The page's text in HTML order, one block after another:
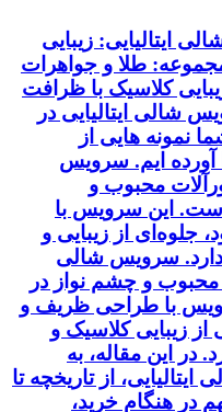
ایتالیایی: زیبایی
طلا و جواهرات
کلاسیک با ظرافت
شالی ایتالیایی در
نمونه هایی از
آورده ایم. سرویس
محبوب و
است. این سرویس با
از زیبایی و
دارد. سرویس شالی
محبوب و چشم نواز در
با طراحی ظریف و
زیبایی کلاسیک و
در این مقاله، به
از تاریخچه تا
در هنگام خرید،